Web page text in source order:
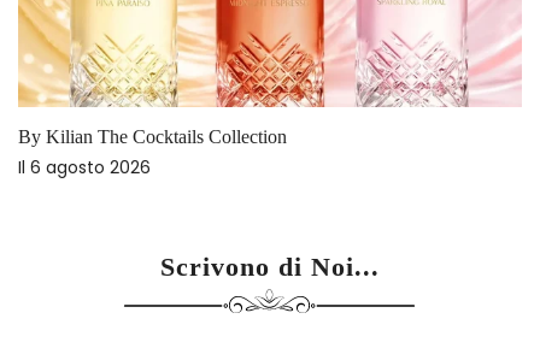
By Kilian The Cocktails Collection
Il 6 agosto 2026
Scrivono di Noi...